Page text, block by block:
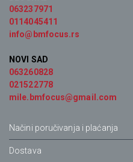
063237971
0114045411
info@bmfocus.rs
NOVI SAD
063260828
021522778
mile.bmfocus@gmail.com
Načini poručivanja i plaćanja
Dostava